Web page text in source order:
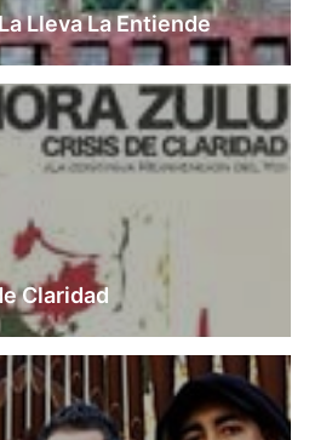
Lleva La Entiende
Claridad